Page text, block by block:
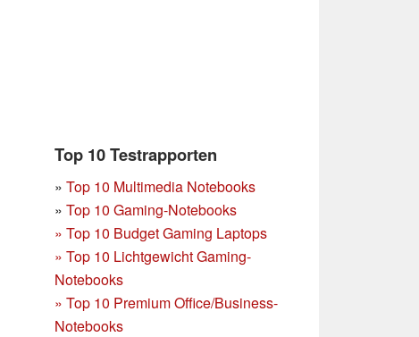
Top 10 Testrapporten
» Top 10 Multimedia Notebooks
» Top 10 Gaming-Notebooks
» Top 10 Budget Gaming Laptops
» Top 10 Lichtgewicht Gaming-
Notebooks
» Top 10 Premium Office/Business-
Notebooks